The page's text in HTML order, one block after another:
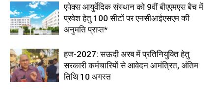
एपेक्स आयुर्वेदिक संस्थान को 9वीं बीएएमएस बैच में
प्रवेश हेतु 100 सीटों पर एनसीआईएसएम की
अनुमति प्राप्त*
हज-2027: सऊदी अरब में प्रतिनियुक्ति हेतु
सरकारी कर्मचारियों से आवेदन आमंत्रित, अंतिम
तिथि 10 अगस्त